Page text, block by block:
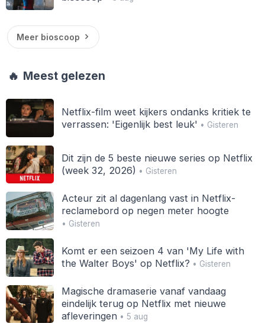
Meer bioscoop
🔥 Meest gelezen
Netflix-film weet kijkers ondanks kritiek te
verrassen: 'Eigenlijk best leuk' • Gisteren
Dit zijn de 5 beste nieuwe series op Netflix
(week 32, 2026) • Gisteren
Acteur zit al dagenlang vast in Netflix-
reclamebord op negen meter hoogte
• Gisteren
Komt er een seizoen 4 van 'My Life with
the Walter Boys' op Netflix? • Gisteren
Magische dramaserie vanaf vandaag
eindelijk terug op Netflix met nieuwe
afleveringen• 5 aug